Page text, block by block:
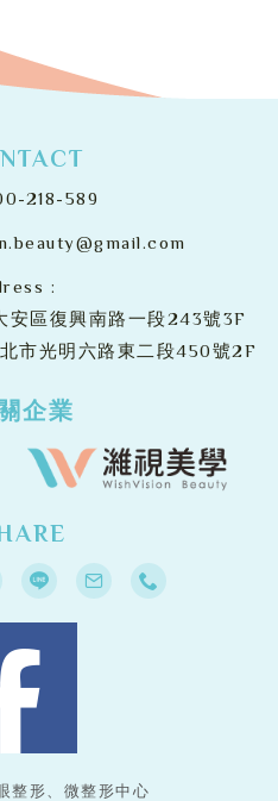
218-589
:
安區復興南路一段243號3F
市光明六路東二段450號2F
企業
整形、微整形中心